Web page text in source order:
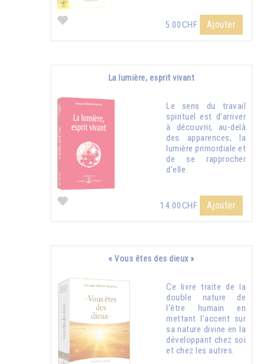
5.00CHF Ajouter
La lumière, esprit vivant
Le sens du travail
spirituel est d’arriver
à découvrir, au-delà
des apparences, la
lumière primordiale et
de se rapprocher
d’elle.
14.00CHF Ajouter
« Vous êtes des dieux »
Ce livre traite de la
double nature de
l’être humain en
mettant l’accent sur
sa nature divine en la
développant chez soi
et chez les autres.